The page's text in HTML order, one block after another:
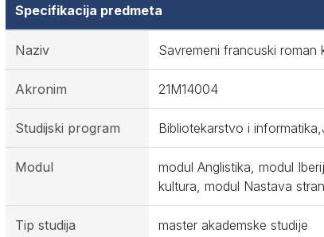
Specifikacija predmeta
Naziv Savremeni francuski roman
Akronim 21M14004
Studijski program Bibliotekarstvo i
Modul
modul Anglistika, modul
kultura, modul Nastava
Tip studija master akademske studije